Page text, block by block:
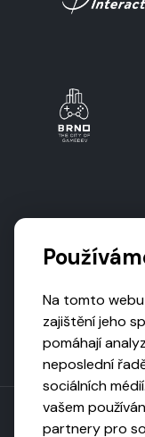
Na tomto
zajištění jeho
pomáhají
neposlední
sociálních
vašem
partnery pro